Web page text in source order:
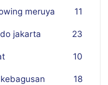
meruya 11
jakarta 23
10
18